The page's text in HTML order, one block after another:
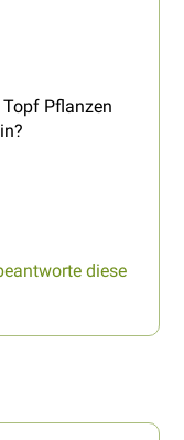
Pflanzen
diese